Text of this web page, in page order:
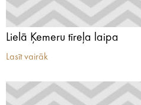
Lielā Ķemeru tīreļa laipa
Lasīt vairāk